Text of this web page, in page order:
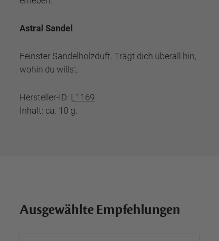
Astral Sandel
Feinster Sandelholzduft. Trägt dich überall hin,
wohin du willst.
Hersteller-ID: L1169
Inhalt: ca. 10 g.
Ausgewählte Empfehlungen